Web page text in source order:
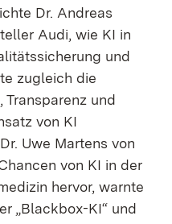
Dr. Andreas
Audi, wie KI in
und
zugleich die
Transparenz und
von KI
Uwe Martens von
von KI in der
hervor, warnte
„Blackbox-KI“ und